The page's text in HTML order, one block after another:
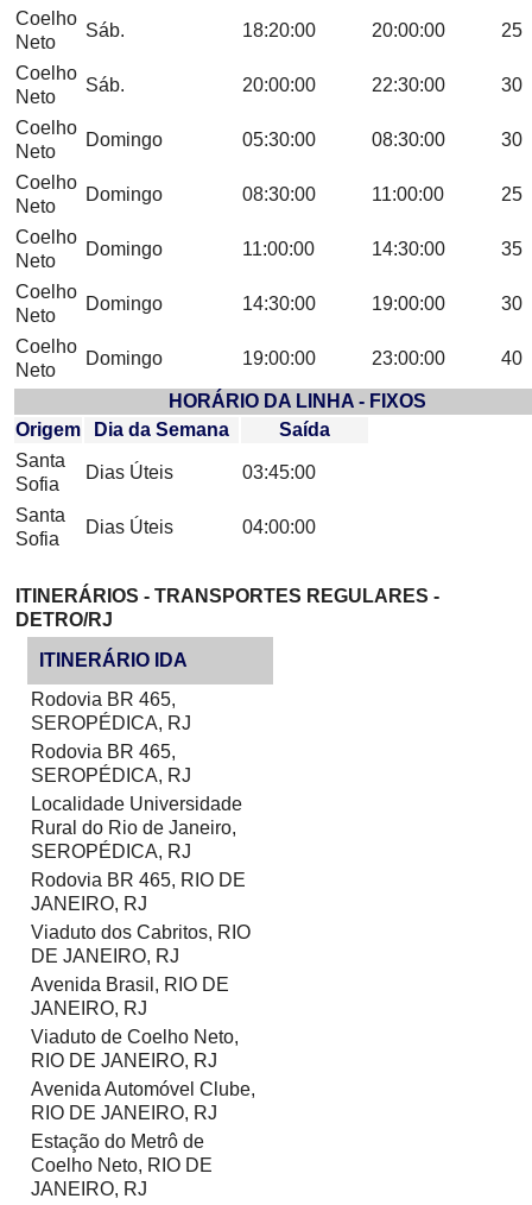
Coelho
Neto
Sáb. 18:20:00 20:00:00 25
Coelho
Neto
Sáb. 20:00:00 22:30:00 30
Coelho
Neto
Domingo 05:30:00 08:30:00 30
Coelho
Neto
Domingo 08:30:00 11:00:00 25
Coelho
Neto
Domingo 11:00:00 14:30:00 35
Coelho
Neto
Domingo 14:30:00 19:00:00 30
Coelho
Neto
Domingo 19:00:00 23:00:00 40
HORÁRIO DA LINHA - FIXOS
Origem
Dia da Semana
Saída
Santa
Sofia
Dias Úteis 03:45:00
Santa
Sofia
Dias Úteis 04:00:00
ITINERÁRIOS - TRANSPORTES REGULARES -
DETRO/RJ
ITINERÁRIO IDA
Rodovia BR 465,
SEROPÉDICA, RJ
Rodovia BR 465,
SEROPÉDICA, RJ
Localidade Universidade
Rural do Rio de Janeiro,
SEROPÉDICA, RJ
Rodovia BR 465, RIO DE
JANEIRO, RJ
Viaduto dos Cabritos, RIO
DE JANEIRO, RJ
Avenida Brasil, RIO DE
JANEIRO, RJ
Viaduto de Coelho Neto,
RIO DE JANEIRO, RJ
Avenida Automóvel Clube,
RIO DE JANEIRO, RJ
Estação do Metrô de
Coelho Neto, RIO DE
JANEIRO, RJ